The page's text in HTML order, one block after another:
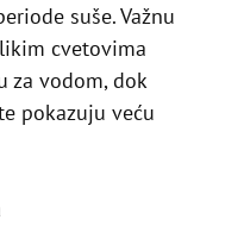
suše. Važnu
cvetovima
za vodom, dok
pokazuju veću